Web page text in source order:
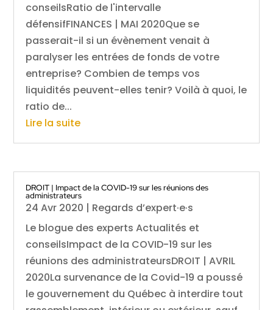
conseilsRatio de l'intervalle
défensifFINANCES | MAI 2020Que se
passerait-il si un évènement venait à
paralyser les entrées de fonds de votre
entreprise? Combien de temps vos
liquidités peuvent-elles tenir? Voilà à quoi, le
ratio de...
Lire la suite
DROIT | Impact de la COVID-19 sur les réunions des
administrateurs
24 Avr 2020 | Regards d’expert·e·s
Le blogue des experts Actualités et
conseilsImpact de la COVID-19 sur les
réunions des administrateursDROIT | AVRIL
2020La survenance de la Covid-19 a poussé
le gouvernement du Québec à interdire tout